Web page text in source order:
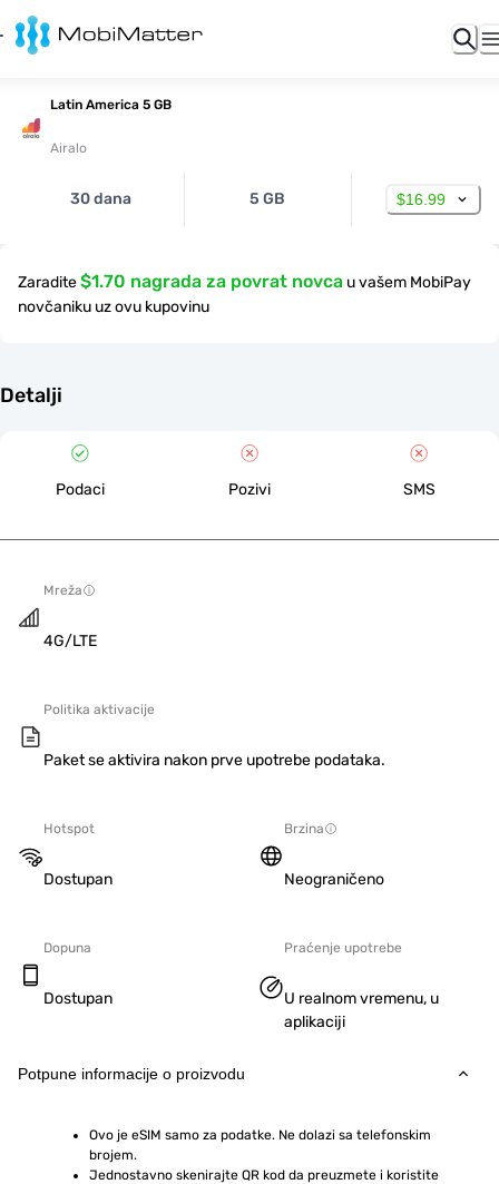
Latin America 5 GB
Airalo
30 dana 5 GB $16.99
Zaradite$1.70 nagrada za povrat novca u vašem MobiPay
novčaniku uz ovu kupovinu
Detalji
Podaci Pozivi SMS
Mreža
4G/LTE
Politika aktivacije
Paket se aktivira nakon prve upotrebe podataka.
Hotspot
Dostupan
Brzina
Neograničeno
Dopuna
Dostupan
Praćenje upotrebe
U realnom vremenu, u
aplikaciji
Potpune informacije o proizvodu
Ovo je eSIM samo za podatke. Ne dolazi sa telefonskim
brojem.
Jednostavno skenirajte QR kod da preuzmete i koristite